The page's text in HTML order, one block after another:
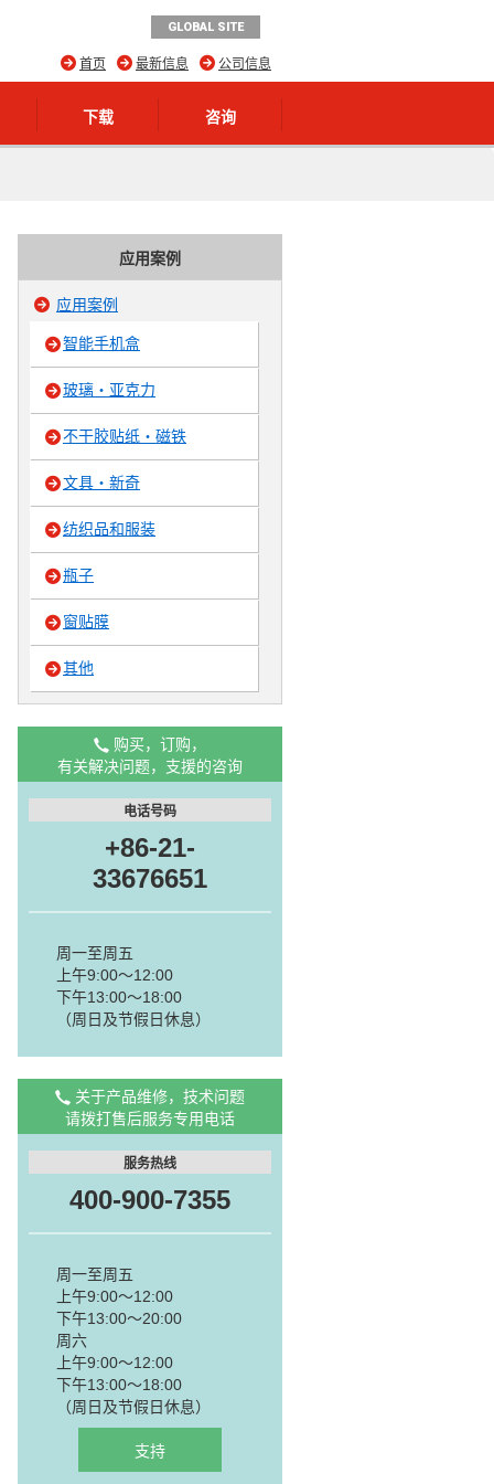
GLOBAL SITE
公司信息
最新信息
首页
下载 咨询
应用案例
应用案例
智能手机盒
玻璃・亚克力
不干胶贴纸・磁铁
文具・新奇
纺织品和服装
瓶子
窗贴膜
其他
购买，订购，
有关解决问题，支援的咨询
电话号码
+86-21-
33676651
周一至周五
上午9:00～12:00
下午13:00～18:00
（周日及节假日休息）
关于产品维修，技术问题
请拨打售后服务专用电话
服务热线
400-900-7355
周一至周五
上午9:00～12:00
下午13:00～20:00
周六
上午9:00～12:00
下午13:00～18:00
（周日及节假日休息）
支持